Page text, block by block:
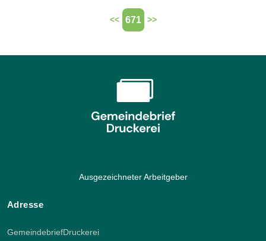
<< 671 >>
Ausgezeichneter Arbeitgeber
Adresse
GemeindebriefDruckerei